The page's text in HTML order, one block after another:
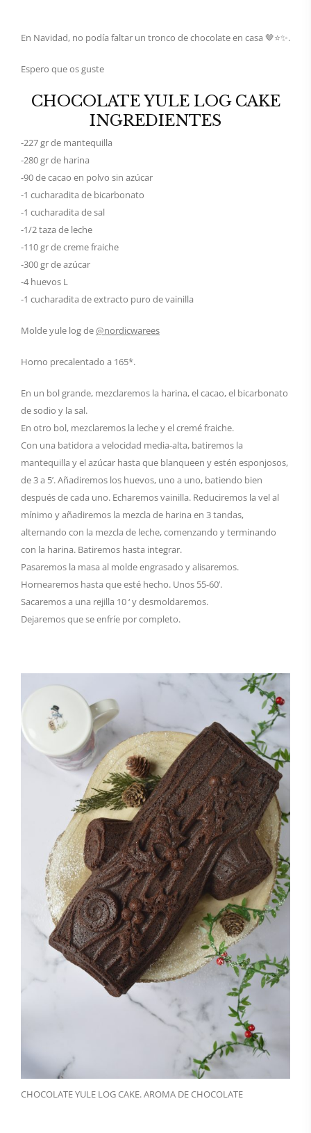
En Navidad, no podía faltar un tronco de chocolate en casa 🤎⭐️✨.
Espero que os guste
CHOCOLATE YULE LOG CAKE
INGREDIENTES
-227 gr de mantequilla
-280 gr de harina
-90 de cacao en polvo sin azúcar
-1 cucharadita de bicarbonato
-1 cucharadita de sal
-1/2 taza de leche
-110 gr de creme fraiche
-300 gr de azúcar
-4 huevos L
-1 cucharadita de extracto puro de vainilla
Molde yule log de@nordicwarees
Horno precalentado a 165*.
En un bol grande, mezclaremos la harina, el cacao, el bicarbonato
de sodio y la sal.
En otro bol, mezclaremos la leche y el cremé fraiche.
Con una batidora a velocidad media-alta, batiremos la
mantequilla y el azúcar hasta que blanqueen y estén esponjosos,
de 3 a 5’. Añadiremos los huevos, uno a uno, batiendo bien
después de cada uno. Echaremos vainilla. Reduciremos la vel al
mínimo y añadiremos la mezcla de harina en 3 tandas,
alternando con la mezcla de leche, comenzando y terminando
con la harina. Batiremos hasta integrar.
Pasaremos la masa al molde engrasado y alisaremos.
Hornearemos hasta que esté hecho. Unos 55-60’.
Sacaremos a una rejilla 10 ‘ y desmoldaremos.
Dejaremos que se enfríe por completo.
CHOCOLATE YULE LOG CAKE. AROMA DE CHOCOLATE